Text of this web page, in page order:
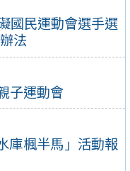
國民運動會選手選
法
子運動會
庫楓半馬」活動報